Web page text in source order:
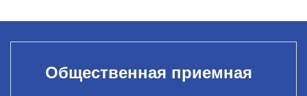
Общественная приемная